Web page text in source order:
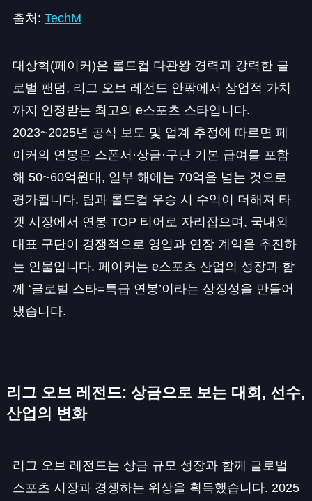
출처: TechM
대상혁(페이커)은 롤드컵 다관왕 경력과 강력한 글
로벌 팬덤, 리그 오브 레전드 안팎에서 상업적 가치
까지 인정받는 최고의 e스포츠 스타입니다.
2023~2025년 공식 보도 및 업계 추정에 따르면 페
이커의 연봉은 스폰서·상금·구단 기본 급여를 포함
해 50~60억원대, 일부 해에는 70억을 넘는 것으로
평가됩니다. 팀과 롤드컵 우승 시 수익이 더해져 타
겟 시장에서 연봉 TOP 티어로 자리잡으며, 국내외
대표 구단이 경쟁적으로 영입과 연장 계약을 추진하
는 인물입니다. 페이커는 e스포츠 산업의 성장과 함
께 ‘글로벌 스타=특급 연봉’이라는 상징성을 만들어
냈습니다.
리그 오브 레전드: 상금으로 보는 대회, 선수,
산업의 변화
리그 오브 레전드는 상금 규모 성장과 함께 글로벌
스포츠 시장과 경쟁하는 위상을 획득했습니다. 2025